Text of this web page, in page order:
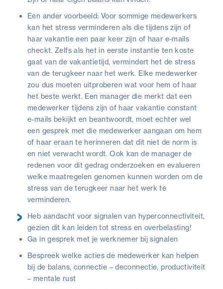
Een ander voorbeeld: Voor sommige medewerkers
kan het stress verminderen als die tijdens zijn of
haar vakantie een paar keer zijn of haar e-mails
checkt. Zelfs als het in eerste instantie ten koste
gaat van de vakantietijd, vermindert het de stress
van de terugkeer naar het werk. Elke medewerker
zou dus moeten uitproberen wat voor hem of haar
het beste werkt. Een manager die merkt dat een
medewerker tijdens zijn of haar vakantie constant
e-mails bekijkt en beantwoordt, moet echter wel
een gesprek met die medewerker aangaan om hem
of haar eraan te herinneren dat dit niet de norm is
en niet verwacht wordt. Ook kan de manager de
redenen voor dit gedrag onderzoeken en evalueren
welke maatregelen genomen kunnen worden om de
stress van de terugkeer naar het werk te
verminderen.
Heb aandacht voor signalen van hyperconnectiviteit,
gezien dit kan leiden tot stress en overbelasting!
Ga in gesprek met je werknemer bij signalen
Bespreek welke acties de medewerker kan helpen
bij de balans, connectie – deconnectie, productiviteit
– mentale rust